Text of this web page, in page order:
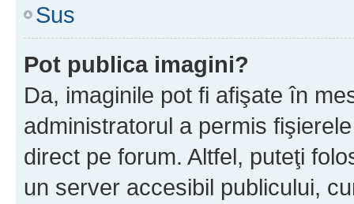
Sus
Pot publica imagini?
Da, imaginile pot fi afişate în
administratorul a permis
direct pe forum. Altfel, puteţi
un server accesibil publicului,